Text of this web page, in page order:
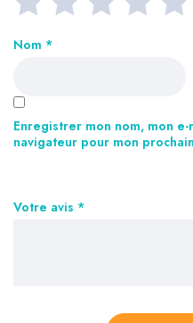
Votre avis *
Nom *
Enregistrer mon nom, mon
navigateur pour mon